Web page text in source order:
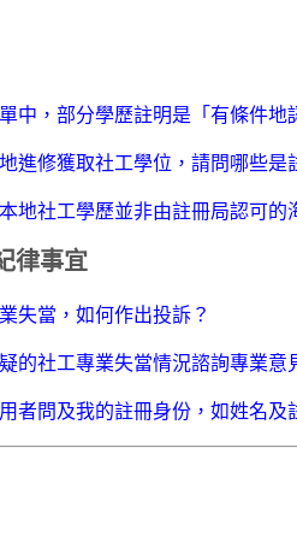
中，部分學歷註明是「有條件地
進修獲取社工學位，請問哪些是
地社工學歷並非由註冊局認可的
律事宜
失當，如何作出投訴？
的社工專業失當情況諮詢專業意
者問及我的註冊身份，如姓名及